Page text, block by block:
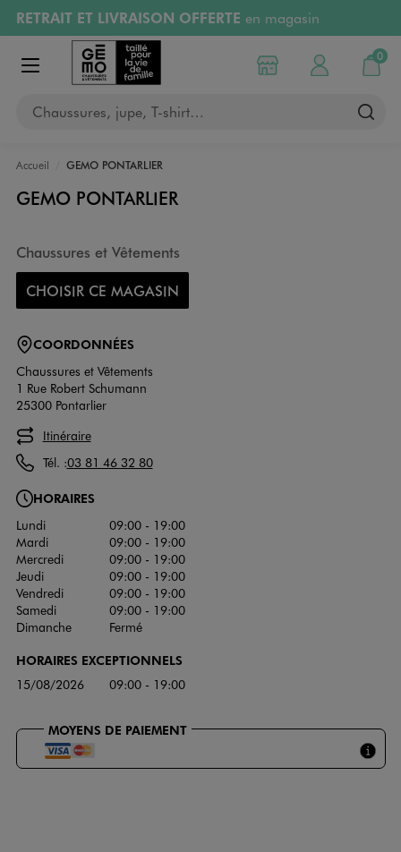
Aller au contenu principal
Aller à la navigation
RETRAIT ET LIVRAISON OFFERTE en magasin
Retours OFFERTSpendant 30 jours
PAYEZ EN 3x SANS FRAIS
RÉSERVATION GRATUITE
Afficher le menu
Chaussures, jupe, T-shirt…
Choisir mon magasin
Mon compte
0
Mon
Accueil GEMO PONTARLIER
GEMO PONTARLIER
Chaussures et Vêtements
CHOISIR CE MAGASIN
COORDONNÉES
Chaussures et Vêtements
1 Rue Robert Schumann
25300 Pontarlier
Itinéraire
Tél. :03 81 46 32 80
HORAIRES
Lundi
09:00 - 19:00
Mardi
09:00 - 19:00
Mercredi
09:00 - 19:00
Jeudi
09:00 - 19:00
Vendredi
09:00 - 19:00
Samedi
09:00 - 19:00
Dimanche
Fermé
HORAIRES EXCEPTIONNELS
15/08/2026 09:00 - 19:00
MOYENS DE PAIEMENT